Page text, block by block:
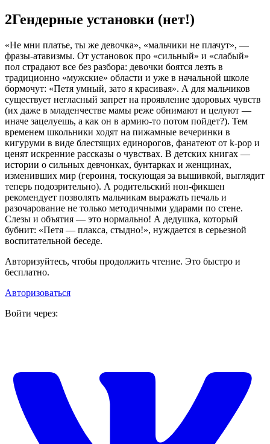
2Гендерные установки (нет!)
«Не мни платье, ты же девочка», «мальчики не плачут», —
фразы-атавизмы. От установок про «сильный» и «слабый»
пол страдают все без разбора: девочки боятся лезть в
традиционно «мужские» области и уже в начальной школе
бормочут: «Петя умный, зато я красивая». А для мальчиков
существует негласный запрет на проявление здоровых чувств
(их даже в младенчестве мамы реже обнимают и целуют —
иначе зацелуешь, а как он в армию-то потом пойдет?). Тем
временем школьники ходят на пижамные вечеринки в
кигуруми в виде блестящих единорогов, фанатеют от k‑pop и
ценят искренние рассказы о чувствах. В детских книгах —
истории о сильных девчонках, бунтарках и женщинах,
изменивших мир (героиня, тоскующая за вышивкой, выглядит
теперь подозрительно). А родительский нон-фикшен
рекомендует позволять мальчикам выражать печаль и
разочарование не только методичными ударами по стене.
Слезы и объятия — это нормально! А дедушка, который
бубнит: «Петя — плакса, стыдно!», нуждается в серьезной
воспитательной беседе.
Авторизуйтесь, чтобы продолжить чтение. Это быстро и
бесплатно.
Авторизоваться
Войти через: